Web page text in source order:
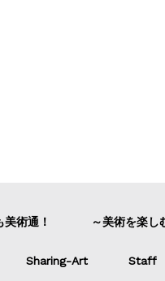
術通！ ～美術を楽
Sharing-Art Staff